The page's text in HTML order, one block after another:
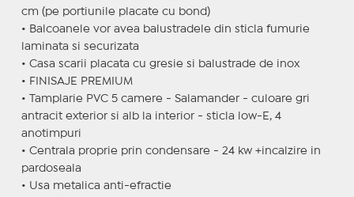
cm (pe portiunile placate cu bond)
• Balcoanele vor avea balustradele din sticla fumurie
laminata si securizata
• Casa scarii placata cu gresie si balustrade de inox
• FINISAJE PREMIUM
• Tamplarie PVC 5 camere - Salamander - culoare gri
antracit exterior si alb la interior - sticla low-E, 4
anotimpuri
• Centrala proprie prin condensare - 24 kw +incalzire in
pardoseala
• Usa metalica anti-efractie